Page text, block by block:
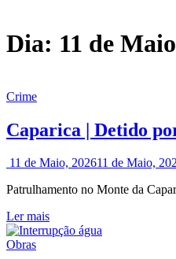
Dia: 11 de
Crime
Caparica | Detido
11 de Maio, 202611 de Maio,
Patrulhamento no Monte da
Ler mais
Obras